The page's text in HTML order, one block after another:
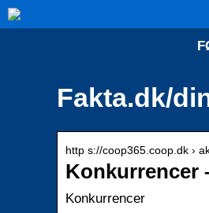
Fakta.dk/
http s://coop365.coop.dk ›
Konkurrencer
Konkurrencer